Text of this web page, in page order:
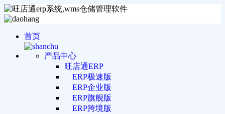
首页
产品中心
旺店通ERP
ERP极速版
ERP企业版
ERP旗舰版
ERP跨境版